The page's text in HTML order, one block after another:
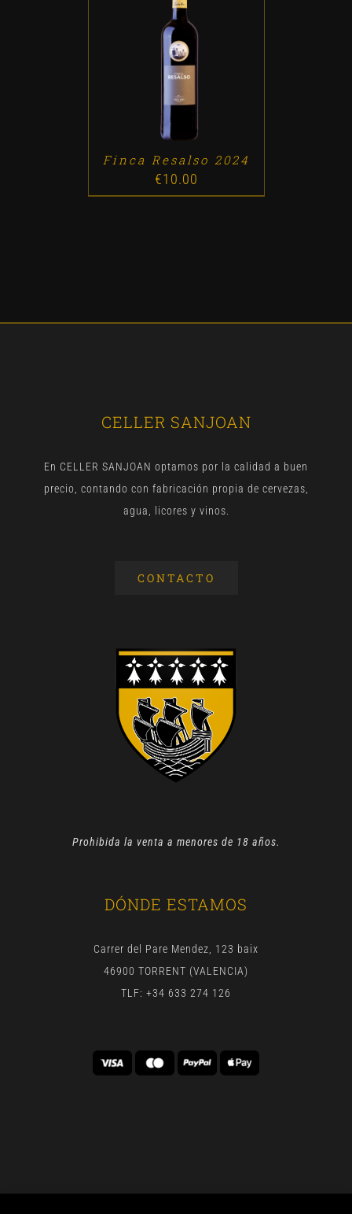
ADD TO CART /
Finca Resalso 2024
€10.00
CELLER SANJOAN
En CELLER SANJOAN optamos por la calidad a buen
precio, contando con fabricación propia de cervezas,
agua, licores y vinos.
CONTACTO
Prohibida la venta a menores de 18 años.
DÓNDE ESTAMOS
Carrer del Pare Mendez, 123 baix
46900 TORRENT (VALENCIA)
TLF: +34 633 274 126